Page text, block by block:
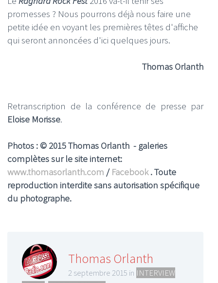
promesses ? Nous pourrons déjà nous faire une
petite idée en voyant les premières têtes d'affiche
qui seront annoncées d'ici quelques jours.
Thomas Orlanth
Retranscription de la conférence de presse par
Eloise Morisse.
Photos : © 2015 Thomas Orlanth - galeries
complètes sur le site internet:
www.thomasorlanth.com / Facebook. Toute
reproduction interdite sans autorisation spécifique
du photographe.
Thomas Orlanth
2 septembre 2015 in INTERVIEW